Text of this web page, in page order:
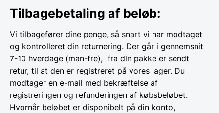
Tilbagebetaling af beløb:
Vi tilbagefører dine penge, så snart vi har modtaget
og kontrolleret din returnering. Der går i gennemsnit
7-10 hverdage (man-fre), fra din pakke er sendt
retur, til at den er registreret på vores lager. Du
modtager en e-mail med bekræftelse af
registreringen og refunderingen af købsbeløbet.
Hvornår beløbet er disponibelt på din konto,